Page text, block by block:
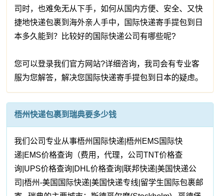
司时，也难免无从下手，如何从国内方便、安全、又快
捷地快递包裹到海外亲人手中，国际快递寄手提包到日
本多久能到？比较好的国际快递公司有哪些呢?
您可以登录我们官方网站?详细咨询，我司会有专业客
服为您解答，解决您国际快递寄手提包到日本的疑虑。
梧州快递包裹到瑞典要多少钱
我们公司专业从事梧州国际快递|梧州EMS国际快
递|EMS价格查询（费用，代理，公司TNT价格查
询|UPS价格查询|DHL价格查询|联邦快递|美国快递公
司|梧州-美国国际快递|美国快递专线|留学生国际包裹邮